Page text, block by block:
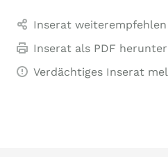
Inserat weiterempfehlen
Inserat als PDF
Verdächtiges Inserat